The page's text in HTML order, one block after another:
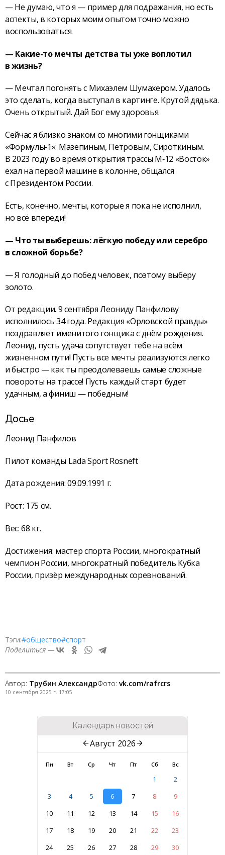
— Не думаю, что я — пример для подражания, но есть
аспекты, в которых моим опытом точно можно
воспользоваться.
— Какие-то мечты детства ты уже воплотил
в жизнь?
— Мечтал погонять с Михаэлем Шумахером. Удалось
это сделать, когда выступал в картинге. Крутой дядька.
Очень открытый. Дай Бог ему здоровья.
Сейчас я близко знаком со многими гонщиками
«Формулы‑1»: Мазепиным, Петровым, Сироткиным.
В 2023 году во время открытия трассы М‑12 «Восток»
ехал на первой машине в колонне, общался
с Президентом России.
Есть, конечно, мечты, которые я пока не исполнил,
но всё впереди!
— Что ты выберешь: лёгкую победу или серебро
в сложной борьбе?
— Я голодный до побед человек, поэтому выберу
золото.
От редакции. 9 сентября Леониду Панфилову
исполнилось 34 года. Редакция «Орловской правды»
поздравляет именитого гонщика с днём рождения.
Леонид, пусть удача сопутствует тебе на всём
жизненном пути! Пусть все мечты реализуются легко
и быстро — как ты преодолеваешь самые сложные
повороты на трассе! Пусть каждый старт будет
удачным, а финиш — победным!
Досье
Леонид Панфилов
Пилот команды Lada Sport Rosneft
Дата рождения: 09.09.1991 г.
Рост: 175 см.
Вес: 68 кг.
Достижения: мастер спорта России, многократный
чемпион России, многократный победитель Кубка
России, призёр международных соревнований.
Тэги:#общество#спорт
Поделиться —
Автор: Трубин АлександрФото: vk.com/rafrcrs
10 сентября 2025 г. 17:05
Календарь новостей
Август 2026
Пн Вт Ср Чт Пт Сб Вс
1
2
3
4 5 6 7 8
9
10
11 12 13 14 15
16
17
18 19 20 21 22
23
24
25 26 27 28 29 30